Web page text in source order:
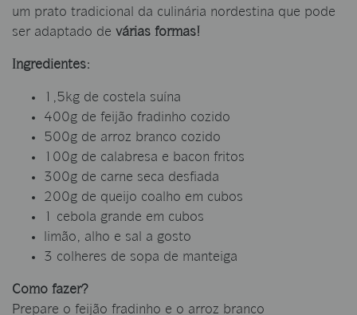
um prato tradicional da culinária nordestina que pode
ser adaptado de várias formas!
Ingredientes:
1,5kg de costela suína
400g de feijão fradinho cozido
500g de arroz branco cozido
100g de calabresa e bacon fritos
300g de carne seca desfiada
200g de queijo coalho em cubos
1 cebola grande em cubos
limão, alho e sal a gosto
3 colheres de sopa de manteiga
Como fazer?
Prepare o feijão fradinho e o arroz branco